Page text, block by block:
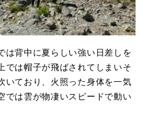
は背中に夏らしい強い日差しを
では帽子が飛ばされてしまいそ
いており、火照った身体を一気
では雲が物凄いスピードで動い